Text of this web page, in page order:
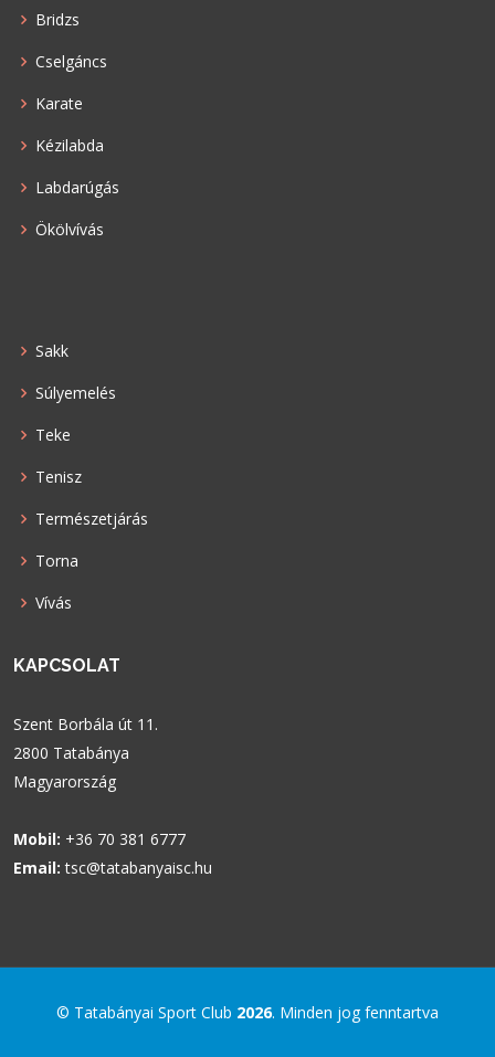
Bridzs
Cselgáncs
Karate
Kézilabda
Labdarúgás
Ökölvívás
Sakk
Súlyemelés
Teke
Tenisz
Természetjárás
Torna
Vívás
KAPCSOLAT
Szent Borbála út 11.
2800 Tatabánya
Magyarország
Mobil: +36 70 381 6777
Email: tsc@tatabanyaisc.hu
© Tatabányai Sport Club 2026. Minden jog fenntartva